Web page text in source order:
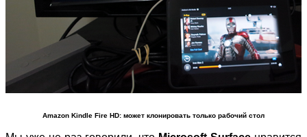
Amazon Kindle Fire HD: может клонировать только рабочий стол